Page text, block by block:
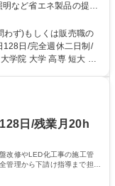
など省エネ製品の提案
識からOJTを行うの
ざまな業種の法人顧客
はございません。■顧
電盤設備・EV充電器
わず)もしくは販売職の
日/残業月20h
改修やLED化工事の施工管
管理から下請け指導まで担い